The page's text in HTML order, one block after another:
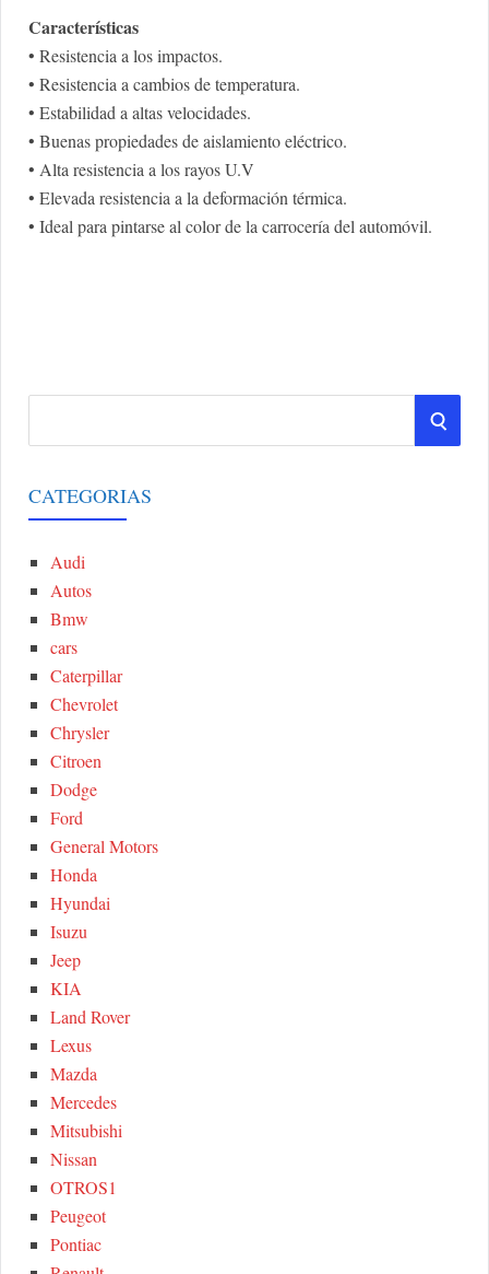
Características
• Resistencia a los impactos.
• Resistencia a cambios de temperatura.
• Estabilidad a altas velocidades.
• Buenas propiedades de aislamiento eléctrico.
• Alta resistencia a los rayos U.V
• Elevada resistencia a la deformación térmica.
• Ideal para pintarse al color de la carrocería del automóvil.
r
c
S
CATEGORIAS
Audi
Autos
Bmw
cars
Caterpillar
Chevrolet
Chrysler
Citroen
Dodge
Ford
General Motors
Honda
Hyundai
Isuzu
Jeep
KIA
Land Rover
Lexus
Mazda
Mercedes
Mitsubishi
Nissan
OTROS1
Peugeot
Pontiac